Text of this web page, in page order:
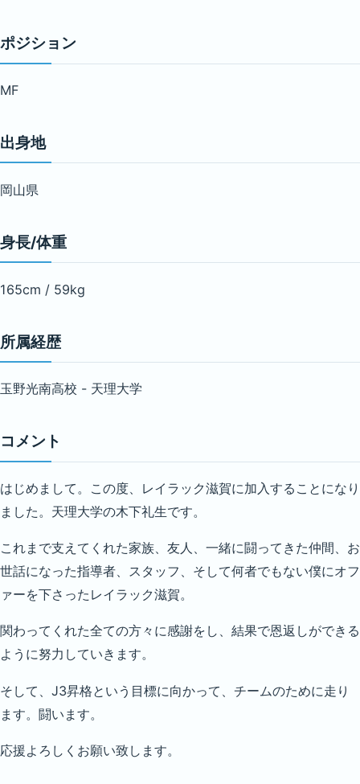
ポジション
MF
出身地
岡山県
身長/体重
165cm / 59kg
所属経歴
玉野光南高校 - 天理大学
コメント
はじめまして。この度、レイラック滋賀に加入することになり
ました。天理大学の木下礼生です。
これまで支えてくれた家族、友人、一緒に闘ってきた仲間、お
世話になった指導者、スタッフ、そして何者でもない僕にオフ
ァーを下さったレイラック滋賀。
関わってくれた全ての方々に感謝をし、結果で恩返しができる
ように努力していきます。
そして、J3昇格という目標に向かって、チームのために走り
ます。闘います。
応援よろしくお願い致します。